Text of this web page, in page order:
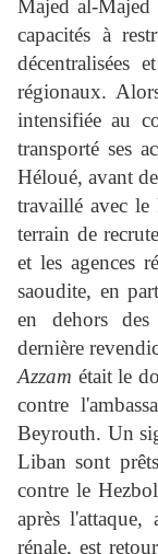
Majed al-Majed
capacités à
décentralisées
régionaux.
intensifiée au
transporté ses
Héloué, avant
travaillé avec
terrain de
et les agences
saoudite, en
en dehors
dernière
Azzam était le
contre
Beyrouth. Un
Liban sont
contre le
après
rénale, est